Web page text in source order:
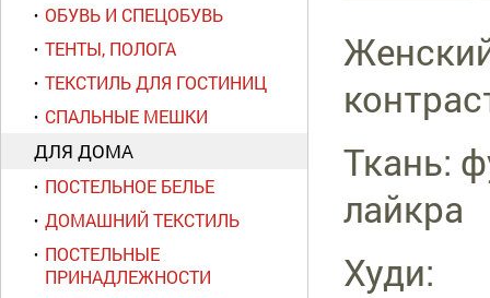
ОБУВЬ И СПЕЦОБУВЬ
ТЕНТЫ, ПОЛОГА
ТЕКСТИЛЬ ДЛЯ ГОСТИНИЦ
СПАЛЬНЫЕ МЕШКИ
ДЛЯ ДОМА
ПОСТЕЛЬНОЕ БЕЛЬЕ
ДОМАШНИЙ ТЕКСТИЛЬ
ПОСТЕЛЬНЫЕ
ПРИНАДЛЕЖНОСТИ
Ткань:
лайкра
Худи: